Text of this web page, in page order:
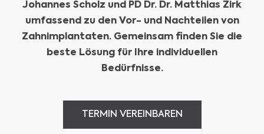
Johannes Scholz und PD Dr. Dr. Matthias Zirk
umfassend zu den Vor- und Nachteilen von
Zahnimplantaten. Gemeinsam finden Sie die
beste Lösung für Ihre individuellen
Bedürfnisse.
TERMIN VEREINBAREN